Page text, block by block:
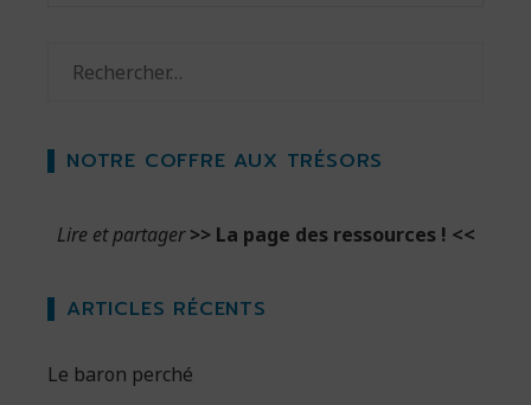
NOTRE COFFRE AUX TRÉSORS
Lire et partager>> La page des ressources ! <<
ARTICLES RÉCENTS
Le baron perché